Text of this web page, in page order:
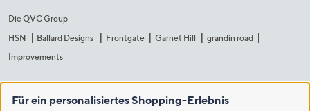
Die QVC Group
HSN
Ballard Designs Frontgate Garnet Hill
grandin road
Improvements
Für ein personalisiertes Shopping-Erlebnis